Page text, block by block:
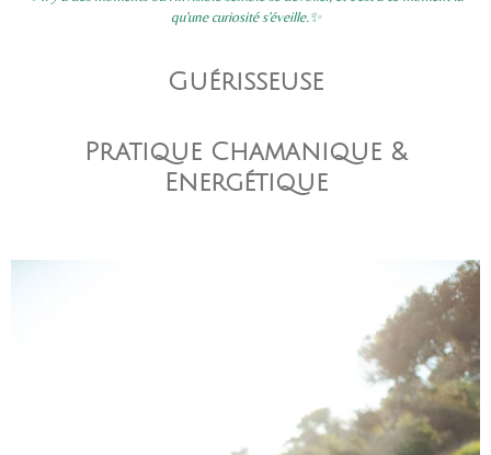
qu'une curiosité s'éveille.✨
Guérisseuse
Pratique Chamanique &
Energétique